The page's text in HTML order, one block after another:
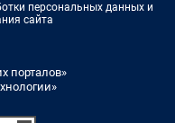
персональных данных и
сайта
порталов»